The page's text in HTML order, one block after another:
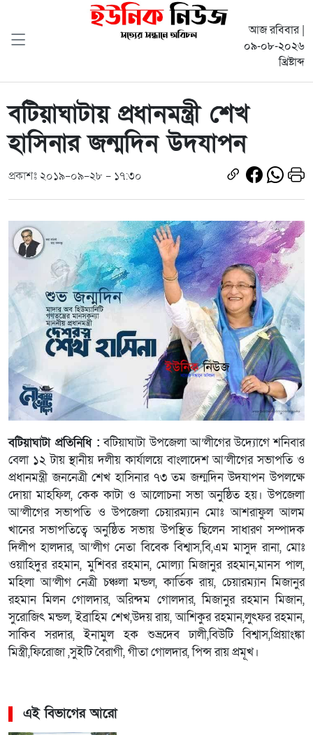
আজ রবিবার |
০৯-০৮-২০২৬
খ্রিষ্টাব্দ
বটিয়াঘাটায় প্রধানমন্ত্রী শেখ
হাসিনার জন্মদিন উদযাপন
প্রকাশঃ ২০১৯-০৯-২৮ - ১৭:৩০
বটিয়াঘাটা প্রতিনিধি : বটিয়াঘাটা উপজেলা আ’লীগের উদ্যোগে শনিবার
বেলা ১২ টায় স্থানীয় দলীয় কার্যালয়ে বাংলাদেশ আ’লীগের সভাপতি ও
প্রধানমন্ত্রী জননেত্রী শেখ হাসিনার ৭৩ তম জন্মদিন উদযাপন উপলক্ষে
দোয়া মাহফিল, কেক কাটা ও আলোচনা সভা অনুষ্ঠিত হয়। উপজেলা
আ’লীগের সভাপতি ও উপজেলা চেয়ারম্যান মোঃ আশরাফুল আলম
খানের সভাপতিত্বে অনুষ্ঠিত সভায় উপস্থিত ছিলেন সাধারণ সম্পাদক
দিলীপ হালদার, আ’লীগ নেতা বিবেক বিশ্বাস,বি,এম মাসুদ রানা, মোঃ
ওয়াহিদুর রহমান, মুশিবর রহমান, মোল্যা মিজানুর রহমান,মানস পাল,
মহিলা আ’লীগ নেত্রী চঞ্চলা মন্ডল, কার্তিক রায়, চেয়ারম্যান মিজানুর
রহমান মিলন গোলদার, অরিন্দম গোলদার, মিজানুর রহমান মিজান,
সুরোজিৎ মন্ডল, ইব্রাহিম শেখ,উদয় রায়, আশিকুর রহমান,লুৎফর রহমান,
সাকিব সরদার, ইনামুল হক শুভ্রদেব ঢালী,বিউটি বিশ্বাস,প্রিয়াংঙ্কা
মিস্ত্রী,ফিরোজা ,সুইটি বৈরাগী, গীতা গোলদার, পিন্স রায় প্রমূখ।
এই বিভাগের আরো